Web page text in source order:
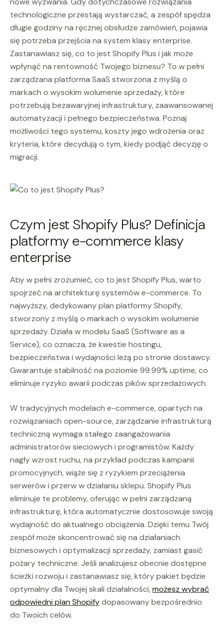
technologiczne przestają wystarczać, a zespół spędza
długie godziny na ręcznej obsłudze zamówień, pojawia
się potrzeba przejścia na system klasy enterprise.
Zastanawiasz się, co to jest Shopify Plus i jak może
wpłynąć na rentowność Twojego biznesu? To w pełni
zarządzana platforma SaaS stworzona z myślą o
markach o wysokim wolumenie sprzedaży, które
potrzebują bezawaryjnej infrastruktury, zaawansowanej
automatyzacji i pełnego bezpieczeństwa. Poznaj
możliwości tego systemu, koszty jego wdrożenia oraz
kryteria, które decydują o tym, kiedy podjąć decyzję o
migracji.
Czym jest Shopify Plus? Definicja
platformy e-commerce klasy
enterprise
Aby w pełni zrozumieć, co to jest Shopify Plus, warto
spojrzeć na architekturę systemów e-commerce. To
najwyższy, dedykowany plan platformy Shopify,
stworzony z myślą o markach o wysokim wolumenie
sprzedaży. Działa w modelu SaaS (Software as a
Service), co oznacza, że kwestie hostingu,
bezpieczeństwa i wydajności leżą po stronie dostawcy.
Gwarantuje stabilność na poziomie 99.99% uptime, co
eliminuje ryzyko awarii podczas pików sprzedażowych.
W tradycyjnych modelach e-commerce, opartych na
rozwiązaniach open-source, zarządzanie infrastrukturą
techniczną wymaga stałego zaangażowania
administratorów sieciowych i programistów. Każdy
nagły wzrost ruchu, na przykład podczas kampanii
promocyjnych, wiąże się z ryzykiem przeciążenia
serwerów i przerw w działaniu sklepu. Shopify Plus
eliminuje te problemy, oferując w pełni zarządzaną
infrastrukturę, która automatycznie dostosowuje swoją
wydajność do aktualnego obciążenia. Dzięki temu Twój
zespół może skoncentrować się na działaniach
biznesowych i optymalizacji sprzedaży, zamiast gasić
pożary techniczne. Jeśli analizujesz obecnie dostępne
ścieżki rozwoju i zastanawiasz się, który pakiet będzie
optymalny dla Twojej skali działalności,możesz wybrać
odpowiedni plan Shopifydopasowany bezpośrednio
do Twoich celów.